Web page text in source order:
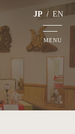
JP / EN
MENU